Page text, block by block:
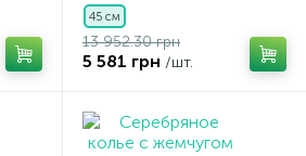
45 см
13 952.30 грн
5 581 грн /шт.